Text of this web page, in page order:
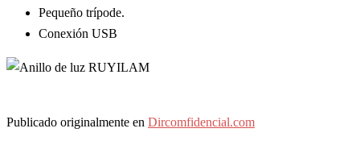
Pequeño trípode.
Conexión USB
Publicado originalmente en Dircomfidencial.com